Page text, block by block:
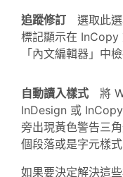
追蹤修訂
選取此
標記顯示在 InCopy
「內文編輯器」中
自動讀入樣式
將
InDesign 或 InCopy
旁出現黃色警告三
個段落或是字元樣
如果要決定解決這